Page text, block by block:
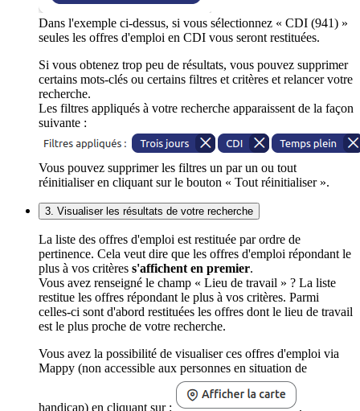
Dans l'exemple ci-dessus, si vous sélectionnez « CDI (941) »
seules les offres d'emploi en CDI vous seront restituées.
Si vous obtenez trop peu de résultats, vous pouvez supprimer
certains mots-clés ou certains filtres et critères et relancer votre
recherche.
Les filtres appliqués à votre recherche apparaissent de la façon
suivante :
Vous pouvez supprimer les filtres un par un ou tout
réinitialiser en cliquant sur le bouton « Tout réinitialiser ».
3. Visualiser les résultats de votre recherche
La liste des offres d'emploi est restituée par ordre de
pertinence. Cela veut dire que les offres d'emploi répondant le
plus à vos critères s'affichent en premier.
Vous avez renseigné le champ « Lieu de travail » ? La liste
restitue les offres répondant le plus à vos critères. Parmi
celles-ci sont d'abord restituées les offres dont le lieu de travail
est le plus proche de votre recherche.
Vous avez la possibilité de visualiser ces offres d'emploi via
Mappy (non accessible aux personnes en situation de
handicap) en cliquant sur :
.